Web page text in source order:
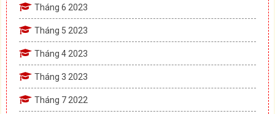
Tháng 6 2023
Tháng 5 2023
Tháng 4 2023
Tháng 3 2023
Tháng 7 2022